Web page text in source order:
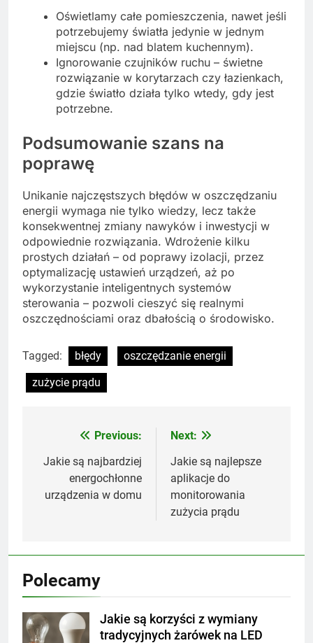
Oświetlamy całe pomieszczenia, nawet jeśli
potrzebujemy światła jedynie w jednym
miejscu (np. nad blatem kuchennym).
Ignorowanie czujników ruchu – świetne
rozwiązanie w korytarzach czy łazienkach,
gdzie światło działa tylko wtedy, gdy jest
potrzebne.
Podsumowanie szans na
poprawę
Unikanie najczęstszych błędów w oszczędzaniu
energii wymaga nie tylko wiedzy, lecz także
konsekwentnej zmiany nawyków i inwestycji w
odpowiednie rozwiązania. Wdrożenie kilku
prostych działań – od poprawy izolacji, przez
optymalizację ustawień urządzeń, aż po
wykorzystanie inteligentnych systemów
sterowania – pozwoli cieszyć się realnymi
oszczędnościami oraz dbałością o środowisko.
Tagged: błędy
oszczędzanie energii
zużycie prądu
Nawigacja
wpisu
Previous:
Jakie są najbardziej
energochłonne
urządzenia w domu
Next:
Jakie są najlepsze
aplikacje do
monitorowania
zużycia prądu
Polecamy
Jakie są korzyści z wymiany
tradycyjnych żarówek na LED